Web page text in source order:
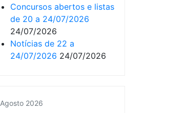
Concursos abertos e listas
de 20 a 24/07/2026
24/07/2026
Notícias de 22 a
24/07/2026 24/07/2026
Agosto 2026